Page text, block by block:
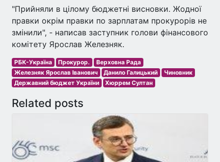
"Прийняли в цілому бюджетні висновки. Жодної
правки окрім правки по зарплатам прокурорів не
змінили", - написав заступник голови фінансового
комітету Ярослав Железняк.
РБК-Україна Прокурор.
Верховна Рада
Железняк Ярослав Іванович
Данило Галицький
Чиновник
Державний бюджет України
Хюррем Султан
Related posts